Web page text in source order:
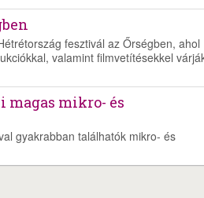
fesztivál az Őrségben, ahol
valamint filmvetítésekkel
mikro- és
gyakrabban találhatók mikro- és